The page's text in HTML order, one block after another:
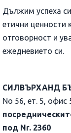
Дължим успеха
етични ценности
отговорност и
ежедневието си.
СИЛВЪРХАНД
No 56, ет. 5, офис
под Nr. 2360